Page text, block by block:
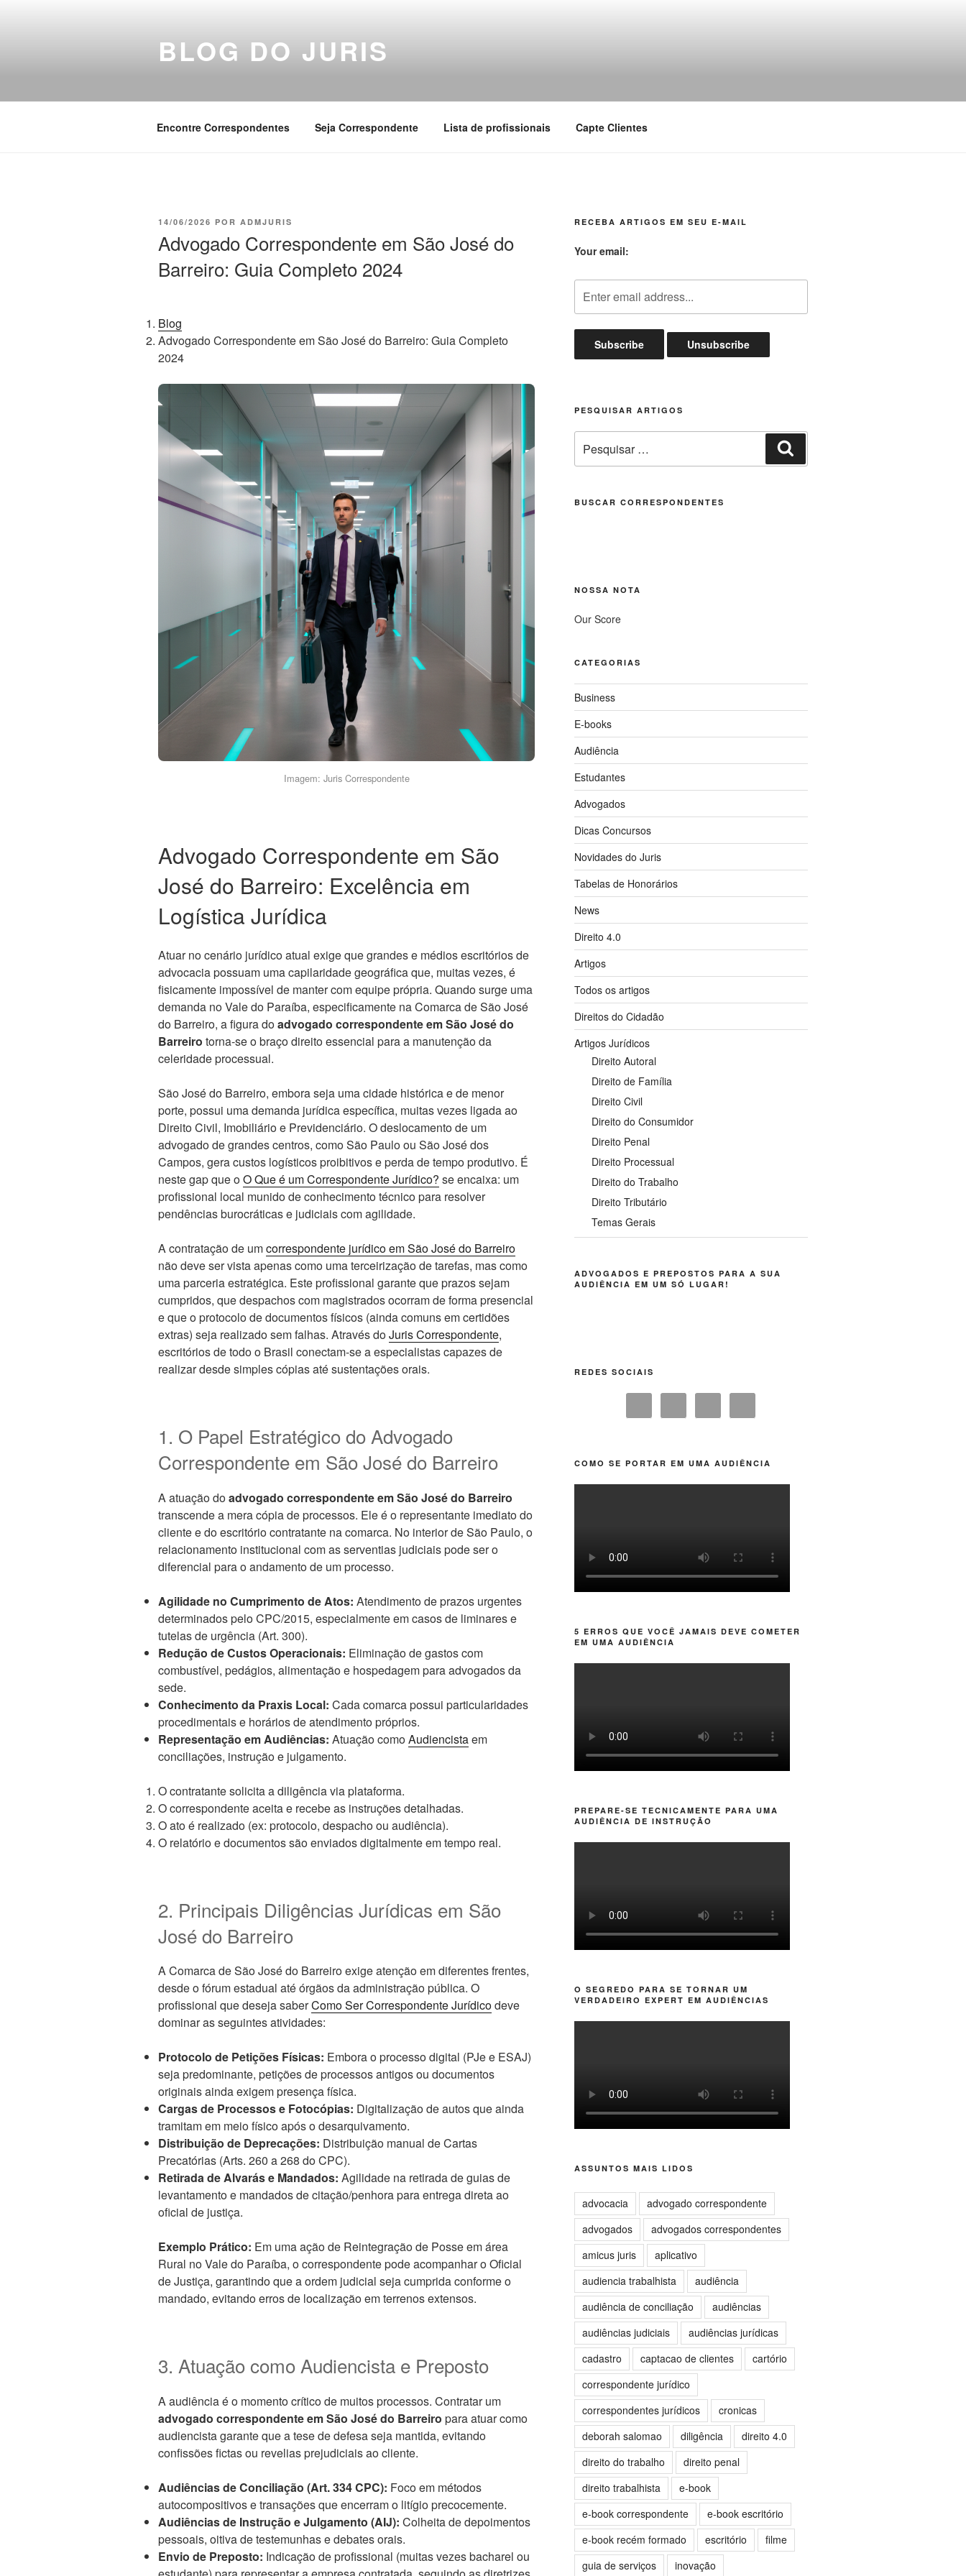
BLOG DO JURIS
Encontre Correspondentes Seja Correspondente Lista de profissionais Capte Clientes
PUBLICADO
14/06/2026 POR ADMJURIS
Advogado Correspondente em São José do
Barreiro: Guia Completo 2024
Blog
Advogado Correspondente em São José do Barreiro: Guia Completo
2024
Imagem: Juris Correspondente
Advogado Correspondente em São
José do Barreiro: Excelência em
Logística Jurídica
Atuar no cenário jurídico atual exige que grandes e médios escritórios de
advocacia possuam uma capilaridade geográfica que, muitas vezes, é
fisicamente impossível de manter com equipe própria. Quando surge uma
demanda no Vale do Paraíba, especificamente na Comarca de São José
do Barreiro, a figura doadvogado correspondente em São José do
Barreiro torna-se o braço direito essencial para a manutenção da
celeridade processual.
São José do Barreiro, embora seja uma cidade histórica e de menor
porte, possui uma demanda jurídica específica, muitas vezes ligada ao
Direito Civil, Imobiliário e Previdenciário. O deslocamento de um
advogado de grandes centros, como São Paulo ou São José dos
Campos, gera custos logísticos proibitivos e perda de tempo produtivo. É
neste gap que oO Que é um Correspondente Jurídico? se encaixa: um
profissional local munido de conhecimento técnico para resolver
pendências burocráticas e judiciais com agilidade.
A contratação de umcorrespondente jurídico em São José do Barreiro
não deve ser vista apenas como uma terceirização de tarefas, mas como
uma parceria estratégica. Este profissional garante que prazos sejam
cumpridos, que despachos com magistrados ocorram de forma presencial
e que o protocolo de documentos físicos (ainda comuns em certidões
extras) seja realizado sem falhas. Através doJuris Correspondente,
escritórios de todo o Brasil conectam-se a especialistas capazes de
realizar desde simples cópias até sustentações orais.
1. O Papel Estratégico do Advogado
Correspondente em São José do Barreiro
A atuação doadvogado correspondente em São José do Barreiro
transcende a mera cópia de processos. Ele é o representante imediato do
cliente e do escritório contratante na comarca. No interior de São Paulo, o
relacionamento institucional com as serventias judiciais pode ser o
diferencial para o andamento de um processo.
Agilidade no Cumprimento de Atos: Atendimento de prazos urgentes
determinados pelo CPC/2015, especialmente em casos de liminares e
tutelas de urgência (Art. 300).
Redução de Custos Operacionais: Eliminação de gastos com
combustível, pedágios, alimentação e hospedagem para advogados da
sede.
Conhecimento da Praxis Local: Cada comarca possui particularidades
procedimentais e horários de atendimento próprios.
Representação em Audiências: Atuação comoAudiencistaem
conciliações, instrução e julgamento.
O contratante solicita a diligência via plataforma.
O correspondente aceita e recebe as instruções detalhadas.
O ato é realizado (ex: protocolo, despacho ou audiência).
O relatório e documentos são enviados digitalmente em tempo real.
2. Principais Diligências Jurídicas em São
José do Barreiro
A Comarca de São José do Barreiro exige atenção em diferentes frentes,
desde o fórum estadual até órgãos da administração pública. O
profissional que deseja saberComo Ser Correspondente Jurídicodeve
dominar as seguintes atividades:
Protocolo de Petições Físicas: Embora o processo digital (PJe e ESAJ)
seja predominante, petições de processos antigos ou documentos
originais ainda exigem presença física.
Cargas de Processos e Fotocópias: Digitalização de autos que ainda
tramitam em meio físico após o desarquivamento.
Distribuição de Deprecações: Distribuição manual de Cartas
Precatórias (Arts. 260 a 268 do CPC).
Retirada de Alvarás e Mandados: Agilidade na retirada de guias de
levantamento e mandados de citação/penhora para entrega direta ao
oficial de justiça.
Exemplo Prático: Em uma ação de Reintegração de Posse em área
Rural no Vale do Paraíba, o correspondente pode acompanhar o Oficial
de Justiça, garantindo que a ordem judicial seja cumprida conforme o
mandado, evitando erros de localização em terrenos extensos.
3. Atuação como Audiencista e Preposto
A audiência é o momento crítico de muitos processos. Contratar um
advogado correspondente em São José do Barreiro para atuar como
audiencista garante que a tese de defesa seja mantida, evitando
confissões fictas ou revelias prejudiciais ao cliente.
Audiências de Conciliação (Art. 334 CPC): Foco em métodos
autocompositivos e transações que encerram o litígio precocemente.
Audiências de Instrução e Julgamento (AIJ): Colheita de depoimentos
pessoais, oitiva de testemunhas e debates orais.
Envio de Preposto: Indicação de profissional (muitas vezes bacharel ou
RECEBA ARTIGOS EM SEU E-MAIL
Your email:
PESQUISAR ARTIGOS
por:
BUSCAR CORRESPONDENTES
NOSSA NOTA
Our Score
CATEGORIAS
Business
E-books
Audiência
Estudantes
Advogados
Dicas Concursos
Novidades do Juris
Tabelas de Honorários
News
Direito 4.0
Artigos
Todos os artigos
Direitos do Cidadão
Artigos Jurídicos
Direito Autoral
Direito de Família
Direito Civil
Direito do Consumidor
Direito Penal
Direito Processual
Direito do Trabalho
Direito Tributário
Temas Gerais
ADVOGADOS E PREPOSTOS PARA A SUA
AUDIÊNCIA EM UM SÓ LUGAR!
REDES SOCIAIS
COMO SE PORTAR EM UMA AUDIÊNCIA
5 ERROS QUE VOCÊ JAMAIS DEVE COMETER
EM UMA AUDIÊNCIA
PREPARE-SE TECNICAMENTE PARA UMA
AUDIÊNCIA DE INSTRUÇÃO
O SEGREDO PARA SE TORNAR UM
VERDADEIRO EXPERT EM AUDIÊNCIAS
ASSUNTOS MAIS LIDOS
advocacia
advogado correspondente
advogados
advogados correspondentes
amicus juris
aplicativo
audiencia trabalhista
audiência
audiência de conciliação
audiências
audiências judiciais
audiências jurídicas
cadastro
captacao de clientes
cartório
correspondente jurídico
correspondentes jurídicos
cronicas
deborah salomao
diligência
direito 4.0
direito do trabalho
direito penal
direito trabalhista
e-book
e-book correspondente
e-book escritório
e-book recém formado
escritório
filme
guia de serviços
inovação